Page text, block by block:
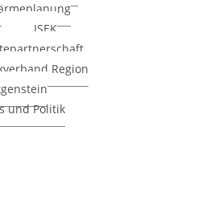
ISEK
Region
und Politik